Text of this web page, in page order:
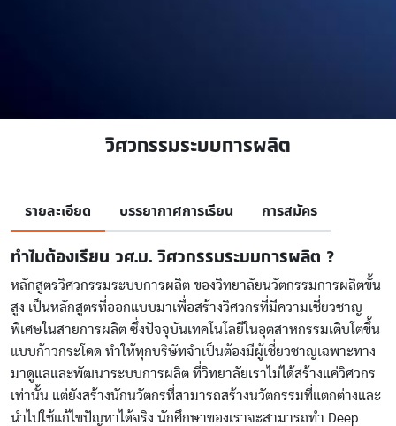
วิศวกรรมระบบการผลิต
รายละเอียด บรรยากาศการเรียน การสมัคร
ทำไมต้องเรียน วศ.บ. วิศวกรรมระบบการผลิต ?
หลักสูตรวิศวกรรมระบบการผลิต ของวิทยาลัยนวัตกรรมการผลิตขั้น
สูง เป็นหลักสูตรที่ออกแบบมาเพื่อสร้างวิศวกรที่มีความเชี่ยวชาญ
พิเศษในสายการผลิต ซึ่งปัจจุบันเทคโนโลยีในอุตสาหกรรมเติบโตขึ้น
แบบก้าวกระโดด ทำให้ทุกบริษัทจำเป็นต้องมีผู้เชี่ยวชาญเฉพาะทาง
มาดูแลและพัฒนาระบบการผลิต ที่วิทยาลัยเราไม่ได้สร้างแค่วิศวกร
เท่านั้น แต่ยังสร้างนักนวัตกรที่สามารถสร้างนวัตกรรมที่แตกต่างและ
นำไปใช้แก้ไขปัญหาได้จริง นักศึกษาของเราจะสามารถทำ Deep